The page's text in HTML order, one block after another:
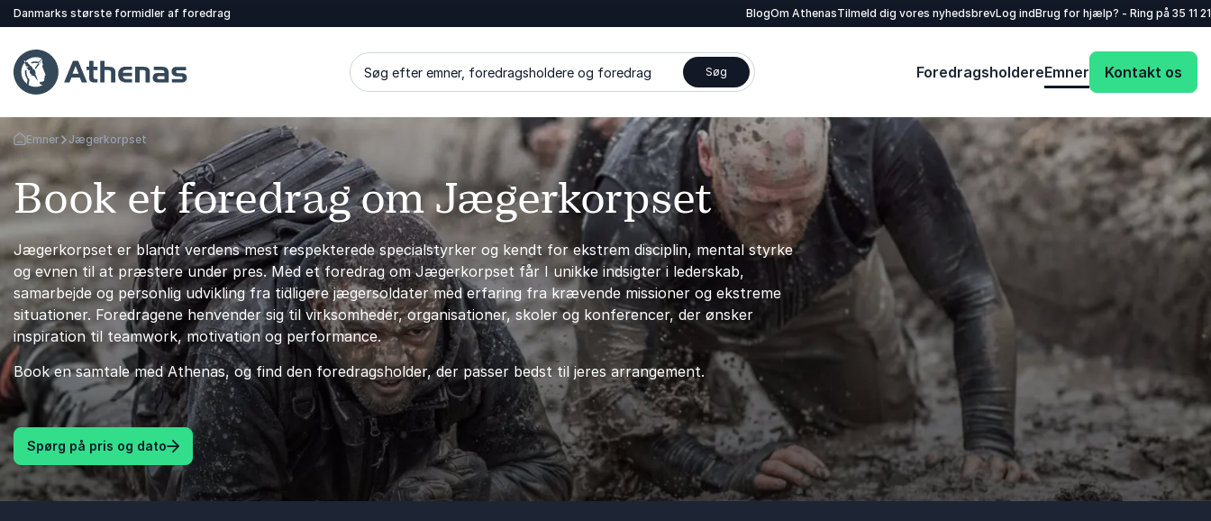
Danmarks største formidler af foredrag BlogOm AthenasTilmeld dig vores nyhedsbrevLog indBrug for hjælp? - Ring på 35 11
Søg efter emner, foredragsholdere og foredrag Søg ForedragsholdereEmner Kontakt os
Tilbage til forsiden
Emner Jægerkorpset
Book et foredrag om Jægerkorpset
Jægerkorpset er blandt verdens mest respekterede specialstyrker og kendt for ekstrem disciplin, mental styrke
og evnen til at præstere under pres. Med et foredrag om Jægerkorpset får I unikke indsigter i lederskab,
samarbejde og personlig udvikling fra tidligere jægersoldater med erfaring fra krævende missioner og ekstreme
situationer. Foredragene henvender sig til virksomheder, organisationer, skoler og konferencer, der ønsker
inspiration til teamwork, motivation og performance.
Book en samtale med Athenas, og find den foredragsholder, der passer bedst til jeres arrangement.
Spørg på pris og dato
Dit navn
E-mail
Dit telefonnummer
Firma / Organisation
Evt. detaljer om dit arrangement